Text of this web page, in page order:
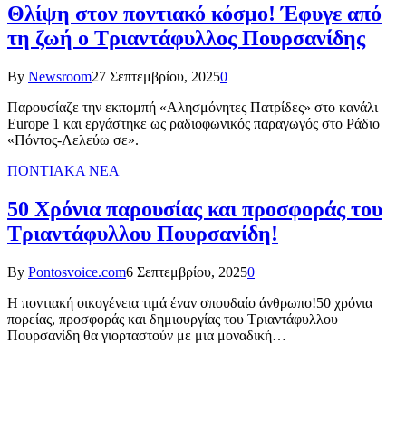
Θλίψη στον ποντιακό κόσμο! Έφυγε από
τη ζωή ο Τριαντάφυλλος Πουρσανίδης
By Newsroom27 Σεπτεμβρίου, 20250
Παρουσίαζε την εκπομπή «Αλησμόνητες Πατρίδες» στο κανάλι
Europe 1 και εργάστηκε ως ραδιοφωνικός παραγωγός στο Ράδιο
«Πόντος-Λελεύω σε».
ΠΟΝΤΙΑΚΑ ΝΕΑ
50 Χρόνια παρουσίας και προσφοράς του
Τριαντάφυλλου Πουρσανίδη!
By Pontosvoice.com6 Σεπτεμβρίου, 20250
Η ποντιακή οικογένεια τιμά έναν σπουδαίο άνθρωπο!50 χρόνια
πορείας, προσφοράς και δημιουργίας του Τριαντάφυλλου
Πουρσανίδη θα γιορταστούν με μια μοναδική…